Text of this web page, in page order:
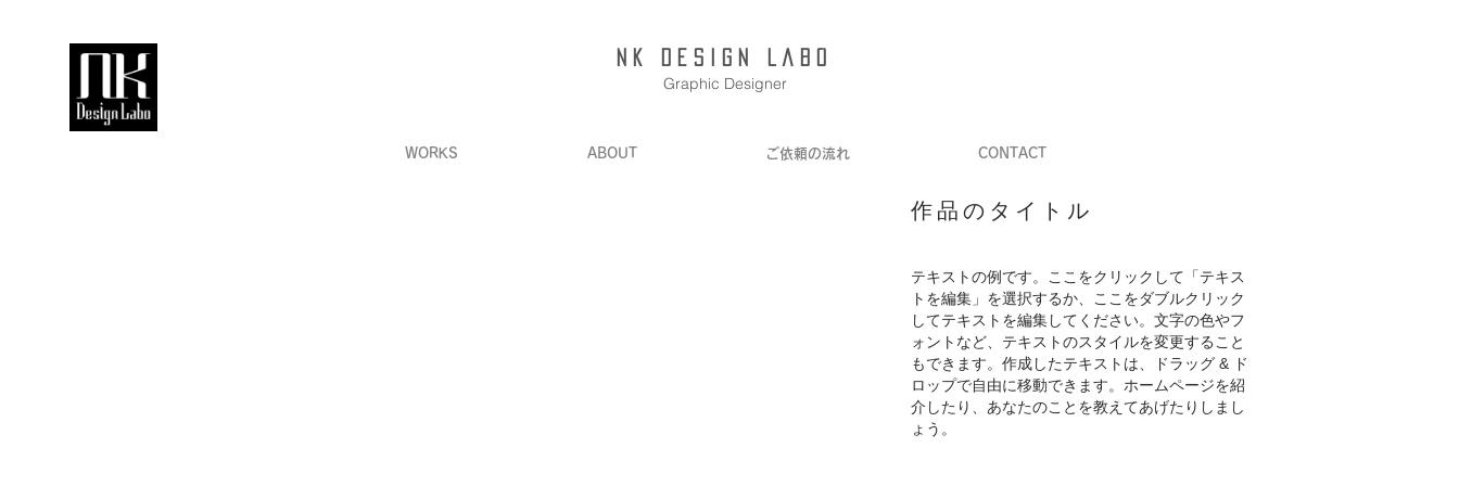
NK Design Labo
Graphic Designer
WORKS ABOUT ご依頼の流れ CONTACT
作品のタイトル
テキストの例です。ここをクリックして「テキス
トを編集」を選択するか、ここをダブルクリック
してテキストを編集してください。文字の色やフ
ォントなど、テキストのスタイルを変更すること
もできます。作成したテキストは、ドラッグ & ド
ロップで自由に移動できます。ホームページを紹
介したり、あなたのことを教えてあげたりしまし
ょう。